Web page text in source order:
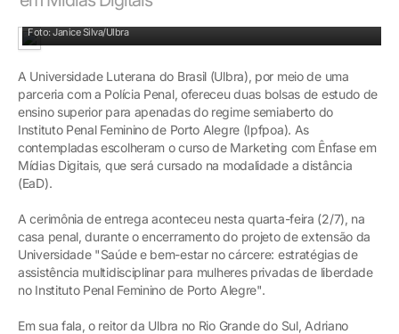
Foto: Janice Silva/Ulbra
A Universidade Luterana do Brasil (Ulbra), por meio de uma
parceria com a Polícia Penal, ofereceu duas bolsas de estudo de
ensino superior para apenadas do regime semiaberto do
Instituto Penal Feminino de Porto Alegre (Ipfpoa). As
contempladas escolheram o curso de Marketing com Ênfase em
Mídias Digitais, que será cursado na modalidade a distância
(EaD).
A cerimônia de entrega aconteceu nesta quarta-feira (2/7), na
casa penal, durante o encerramento do projeto de extensão da
Universidade "Saúde e bem-estar no cárcere: estratégias de
assistência multidisciplinar para mulheres privadas de liberdade
no Instituto Penal Feminino de Porto Alegre".
Em sua fala, o reitor da Ulbra no Rio Grande do Sul, Adriano